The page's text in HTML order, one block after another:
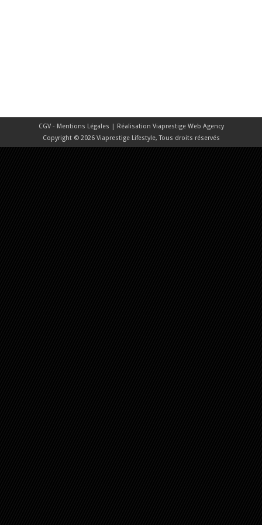
CGV - Mentions Légales | Réalisation Viaprestige Web Agency
Copyright © 2026 Viaprestige Lifestyle, Tous droits réservés